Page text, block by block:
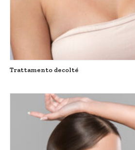
Trattamento decolté